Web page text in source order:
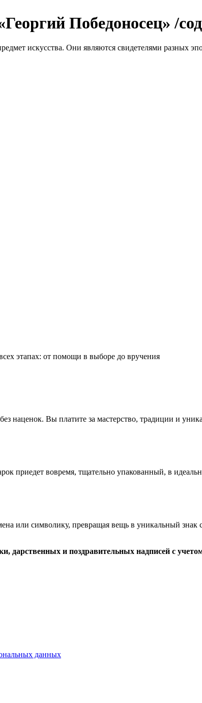
Победоносец» /
искусства. Они являются свидетелями разных
этапах: от помощи в выборе до вручения
наценок. Вы платите за мастерство, традиции и
приедет вовремя, тщательно упакованный, в
или символику, превращая вещь в уникальный знак
дарственных и поздравительных надписей с
данных